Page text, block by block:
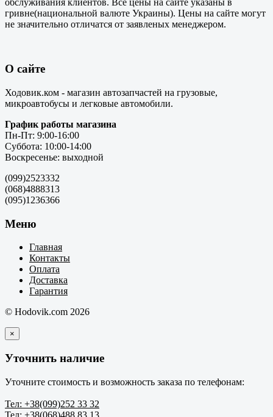
обслуживания клиентов. Все цены на сайте указаны в
гривне(национальной валюте Украины). Цены на сайте могут
не значительно отличатся от заявленых менеджером.
О сайте
Ходовик.ком - магазин автозапчастей на грузовые,
микроавтобусы и легковые автомобили.
График работы магазина
Пн-Пт: 9:00-16:00
Суббота: 10:00-14:00
Воскресенье: выходной
(099)2523332
(068)4888313
(095)1236366
Меню
Главная
Контакты
Оплата
Доставка
Гарантия
© Hodovik.com 2026
×
Уточнить наличие
Уточните стоимость и возможность заказа по телефонам:
Тел: +38(099)252 33 32
Тел: +38(068)488 83 13